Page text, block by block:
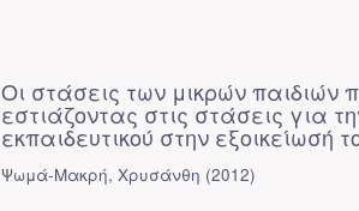
Οι στάσεις των μικρών παιδιών
εστιάζοντας στις στάσεις για
εκπαιδευτικού στην εξοικείωσή
Ψωμά-Μακρή, Χρυσάνθη (2012)